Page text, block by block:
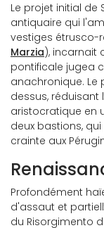
Le projet initial de
antiquaire qui
vestiges étrusco-
Marzia), incarnait
pontificale jugea
anachronique. Le
dessus,
aristocratique en
deux bastions,
crainte aux
Profondément
d'assaut et
du Risorgimento